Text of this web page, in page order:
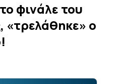
φινάλε του
ο